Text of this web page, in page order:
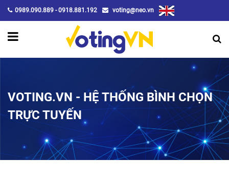
0989.090.889 - 0918.881.192 voting@neo.vn
VOTING.VN - HỆ THỐNG BÌNH CHỌN
TRỰC TUYẾN